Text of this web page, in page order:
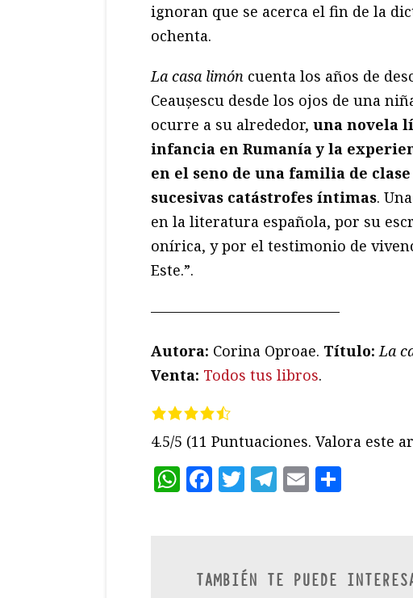
ignoran que se acerca el fin de la
ochenta.
La casa limón cuenta los años de
Ceaușescu desde los ojos de una
ocurre a su alrededor, una novela
infancia en Rumanía y la
en el seno de una familia de
sucesivas catástrofes íntimas.
en la literatura española, por su
onírica, y por el testimonio de
Este.”.
—————————————
Autora: Corina Oproae. Título: La
Venta: Todos tus libros.
4.5/5 (11 Puntuaciones. Valora este
WhatsApp
Facebook
Twitter
Telegram
Email
TAMBIÉN TE PUEDE